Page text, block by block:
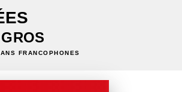
FRANCOPHONES